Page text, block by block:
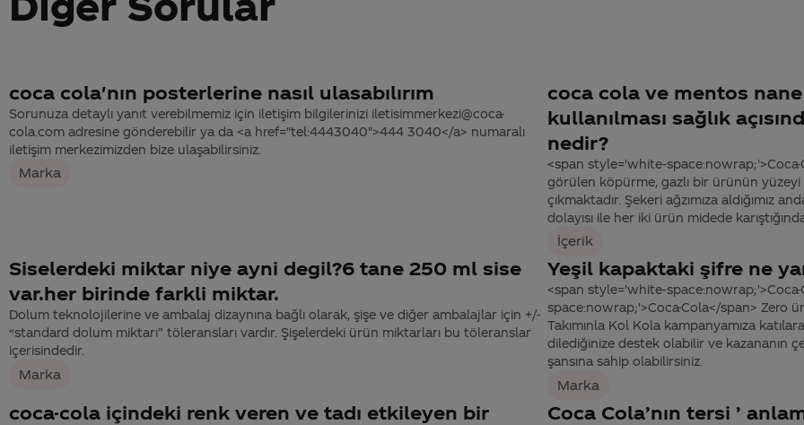
coca cola'nın posterlerine nasıl ulasabılırım
Sorunuza detaylı yanıt verebilmemiz için iletişim bilgilerinizi iletisimmerkezi@coca-
cola.com adresine gönderebilir ya da <a href="tel:4443040">444 3040</a> numaralı
iletişim merkezimizden bize ulaşabilirsiniz.
Marka
coca cola ve mentos
kullanılması sağlık
nedir?
<span style='white-space:nowrap;'>Coca-
görülen köpürme, gazlı bir ürünün
çıkmaktadır. Şekeri ağzımıza
dolayısı ile her iki ürün midede
İçerik
Siselerdeki miktar niye ayni degil?6 tane 250 ml sise
var.her birinde farkli miktar.
Dolum teknolojilerine ve ambalaj dizaynına bağlı olarak, şişe ve diğer ambalajlar için +/-
“standard dolum miktarı” töleransları vardır. Şişelerdeki ürün miktarları bu töleranslar
içerisindedir.
Marka
Yeşil kapaktaki şifre ne
<span style='white-
space:nowrap;'>Coca-Cola</span> Zero
Takımınla Kol Kola kampanyamıza
dilediğinize destek olabilir ve kazananın
şansına sahip olabilirsiniz.
Marka
coca-cola içindeki renk veren ve tadı etkileyen bir
Coca Cola’nın tersi ’